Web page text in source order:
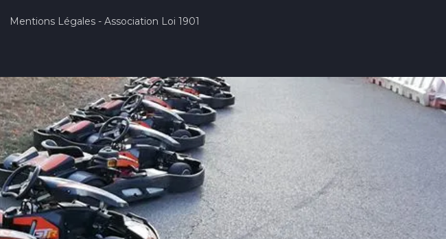
Mentions Légales - Association Loi 1901